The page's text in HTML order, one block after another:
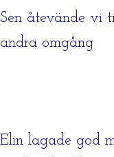
Sen åtevände vi
andra omgång
Elin lagade god